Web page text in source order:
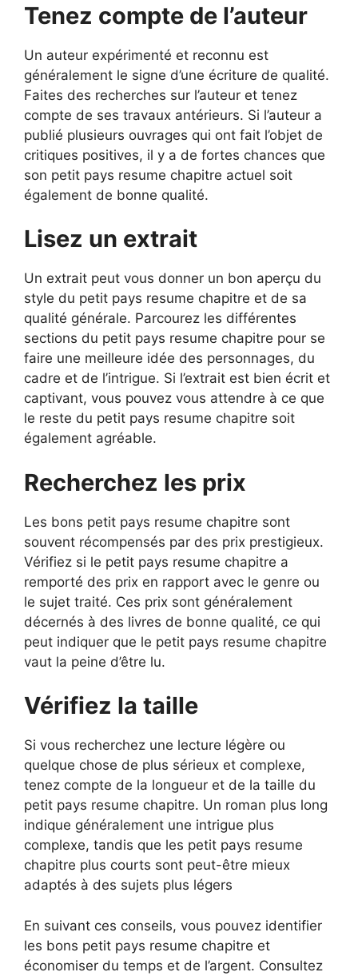
Tenez compte de l’auteur
Un auteur expérimenté et reconnu est
généralement le signe d’une écriture de qualité.
Faites des recherches sur l’auteur et tenez
compte de ses travaux antérieurs. Si l’auteur a
publié plusieurs ouvrages qui ont fait l’objet de
critiques positives, il y a de fortes chances que
son petit pays resume chapitre actuel soit
également de bonne qualité.
Lisez un extrait
Un extrait peut vous donner un bon aperçu du
style du petit pays resume chapitre et de sa
qualité générale. Parcourez les différentes
sections du petit pays resume chapitre pour se
faire une meilleure idée des personnages, du
cadre et de l’intrigue. Si l’extrait est bien écrit et
captivant, vous pouvez vous attendre à ce que
le reste du petit pays resume chapitre soit
également agréable.
Recherchez les prix
Les bons petit pays resume chapitre sont
souvent récompensés par des prix prestigieux.
Vérifiez si le petit pays resume chapitre a
remporté des prix en rapport avec le genre ou
le sujet traité. Ces prix sont généralement
décernés à des livres de bonne qualité, ce qui
peut indiquer que le petit pays resume chapitre
vaut la peine d’être lu.
Vérifiez la taille
Si vous recherchez une lecture légère ou
quelque chose de plus sérieux et complexe,
tenez compte de la longueur et de la taille du
petit pays resume chapitre. Un roman plus long
indique généralement une intrigue plus
complexe, tandis que les petit pays resume
chapitre plus courts sont peut-être mieux
adaptés à des sujets plus légers
En suivant ces conseils, vous pouvez identifier
les bons petit pays resume chapitre et
économiser du temps et de l’argent. Consultez